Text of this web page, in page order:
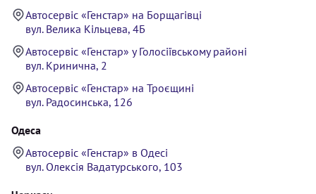
Автосервіс «Генстар» на Борщагівці
вул. Велика Кільцева, 4Б
Автосервіс «Генстар» у Голосіївському районі
вул. Кринична, 2
Автосервіс «Генстар» на Троєщині
вул. Радосинська, 126
Одеса
Автосервіс «Генстар» в Одесі
вул. Олексія Вадатурського, 103